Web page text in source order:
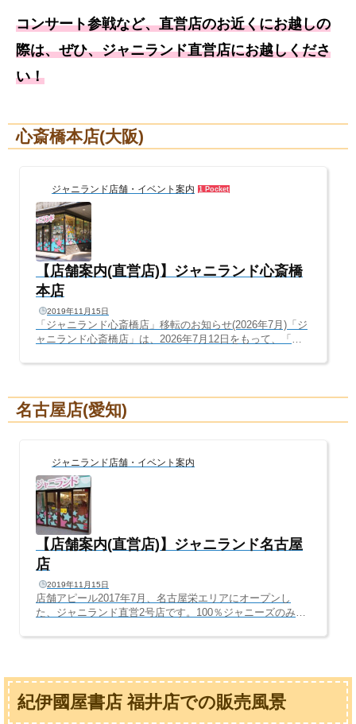
コンサート参戦など、直営店のお近くにお越しの
際は、ぜひ、ジャニランド直営店にお越しくださ
い！
心斎橋本店(大阪)
ジャニランド店舗・イベント案内 1 Pocket
【店舗案内(直営店)】ジャニランド心斎橋
本店
2019年11月15日
「ジャニランド心斎橋店」移転のお知らせ(2026年7月)「ジ
ャニランド心斎橋店」は、2026年7月12日をもって、「梅
りました。2015年、旧ジャニショ跡地に開店して以来、11
と見やすく、もっと掘り出し物が見つかるお店へ進化しま
す！引き続き、「ジャニランド/Plus K 梅田茶屋町店」への
ご来店、ご利用心よりお待ちしております。━━━━━━
━いつもジャニ...
名古屋店(愛知)
ジャニランド店舗・イベント案内
【店舗案内(直営店)】ジャニランド名古屋
店
2019年11月15日
店舗アピール2017年7月、名古屋栄エリアにオープンし
た、ジャニランド直営2号店です。100％ジャニーズのみを
ジャニーズグッズのみ。ジャニーズのみに特化したからこ
レゴランド、ジブリ好きのジブリパーク。ジャニランド
は、ジャニーズファンの夢の国、ディズニーランドを目指
します♫売り場面積、約50坪の店内は、心斎橋本店の約2
紀伊國屋書店 福井店での販売風景